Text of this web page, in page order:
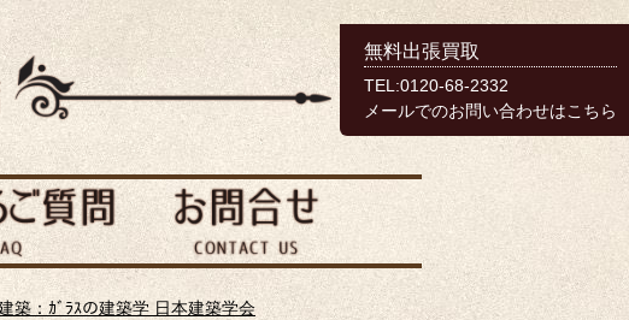
築：ｶﾞﾗｽの建築学 日本建築学会
無料出張買取
TEL:0120-68-2332
メールでのお問い合わせはこちら